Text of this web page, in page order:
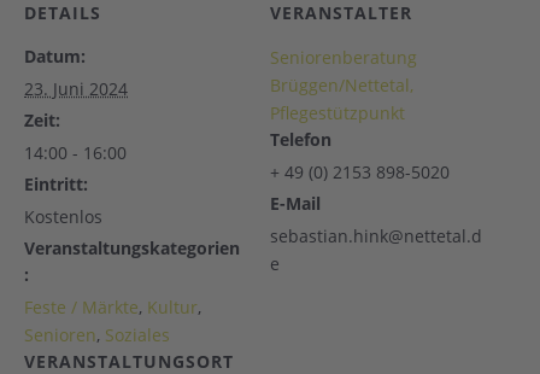
DETAILS
Datum:
23. Juni 2024
Zeit:
14:00 - 16:00
Eintritt:
Kostenlos
Veranstaltungskategorien
:
Feste / Märkte, Kultur,
Senioren, Soziales
VERANSTALTUNGSORT
VERANSTALTER
Seniorenberatung
Brüggen/Nettetal,
Pflegestützpunkt
Telefon
+ 49 (0) 2153 898-5020
E-Mail
sebastian.hink@nettetal.d
e